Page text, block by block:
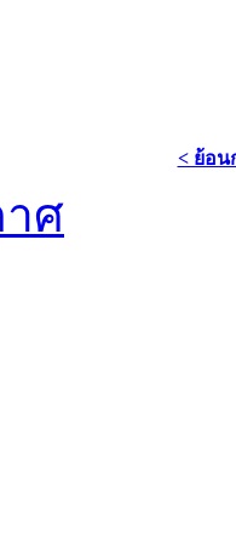
< ย้อน
ศ